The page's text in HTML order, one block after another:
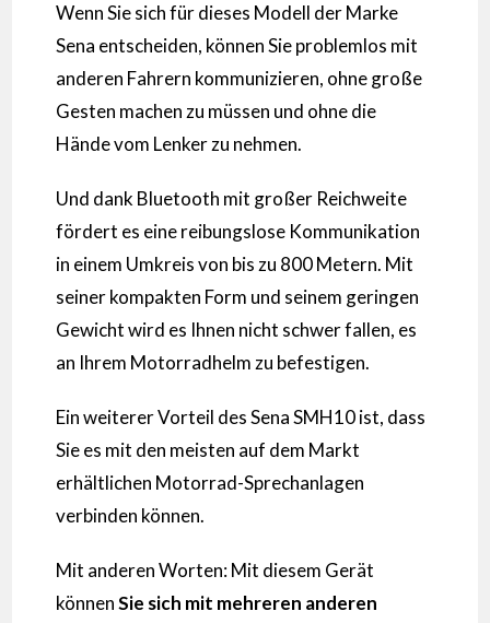
Wenn Sie sich für dieses Modell der Marke
Sena entscheiden, können Sie problemlos mit
anderen Fahrern kommunizieren, ohne große
Gesten machen zu müssen und ohne die
Hände vom Lenker zu nehmen.
Und dank Bluetooth mit großer Reichweite
fördert es eine reibungslose Kommunikation
in einem Umkreis von bis zu 800 Metern. Mit
seiner kompakten Form und seinem geringen
Gewicht wird es Ihnen nicht schwer fallen, es
an Ihrem Motorradhelm zu befestigen.
Ein weiterer Vorteil des Sena SMH10 ist, dass
Sie es mit den meisten auf dem Markt
erhältlichen Motorrad-Sprechanlagen
verbinden können.
Mit anderen Worten: Mit diesem Gerät
könnenSie sich mit mehreren anderen